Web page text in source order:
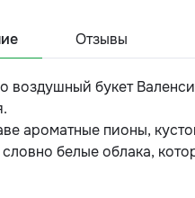
Отзывы
воздушный букет
ароматные пионы,
словно белые облака,